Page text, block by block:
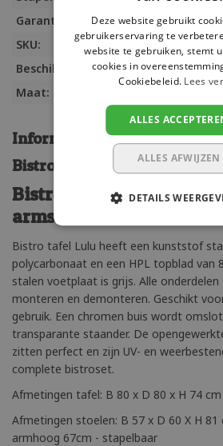
Garantie:
3 jaar
SKU:
Beschikbaarheid:
Op
Maat:
Informatie
Bistroset Air Lulu
Bistro tafel met 80 x 80
armstoelen
Bistro tafel Lulu heeft een kunststof
polycarbonaat en een HPL topblad van
stalen voetplaat is grijs. Alle
monteren en demonteren. Geschikt
gebruik. Een chromen buis wordt
transparante staander. De
zitten perfect en zijn UV- en
complete bistroset.
Afmetingen tafel: B 80 x D 80 x H 74 cm
Afmetingen stoelen: B 57 x D 60 X H
armhoog 67cm - stapelbaar
Deze website gebruikt
gebruikerservaring te
website te gebruiken, stemt
cookies in
Cookiebeleid. Lees
ALLES
ALLES AFWIJZEN
DETAILS